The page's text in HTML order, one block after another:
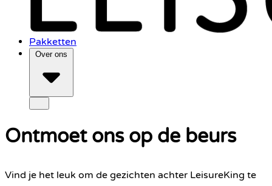
Pakketten
Over ons
Ontmoet ons op de beurs
Vind je het leuk om de gezichten achter LeisureKing te